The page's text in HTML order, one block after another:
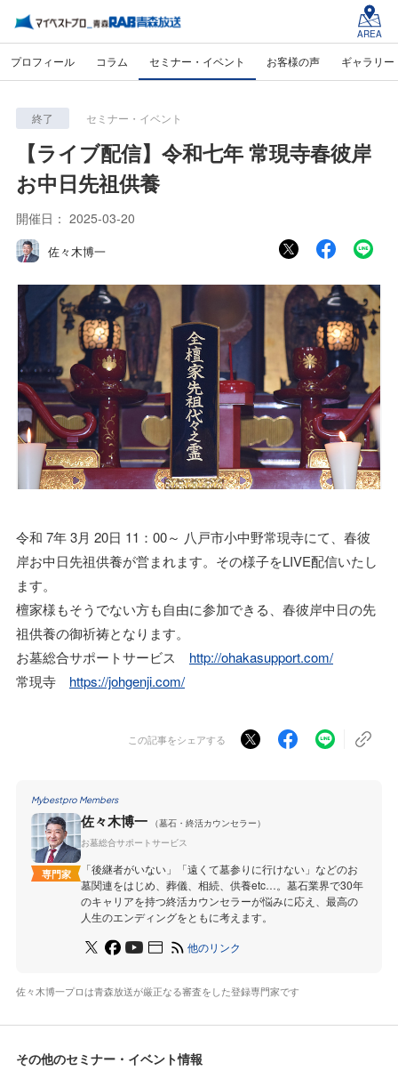
AREA
プロフィール コラム セミナー・イベント お客様の声 ギャラリー
終了 セミナー・イベント
【ライブ配信】令和七年 常現寺春彼岸
お中日先祖供養
開催日： 2025-03-20
佐々木博一
令和 7年 3月 20日 11：00～ 八戸市小中野常現寺にて、春彼
岸お中日先祖供養が営まれます。その様子をLIVE配信いたし
ます。
檀家様もそうでない方も自由に参加できる、春彼岸中日の先
祖供養の御祈祷となります。
お墓総合サポートサービス http://ohakasupport.com/
常現寺 https://johgenji.com/
この記事をシェアする
Mybestpro Members
専門家
佐々木博一
（墓石・終活カウンセラー）
お墓総合サポートサービス
「後継者がいない」「遠くて墓参りに行けない」などのお
墓関連をはじめ、葬儀、相続、供養etc…。墓石業界で30年
のキャリアを持つ終活カウンセラーが悩みに応え、最高の
人生のエンディングをともに考えます。
他のリンク
佐々木博一プロは青森放送が厳正なる審査をした登録専門家です
その他のセミナー・イベント情報